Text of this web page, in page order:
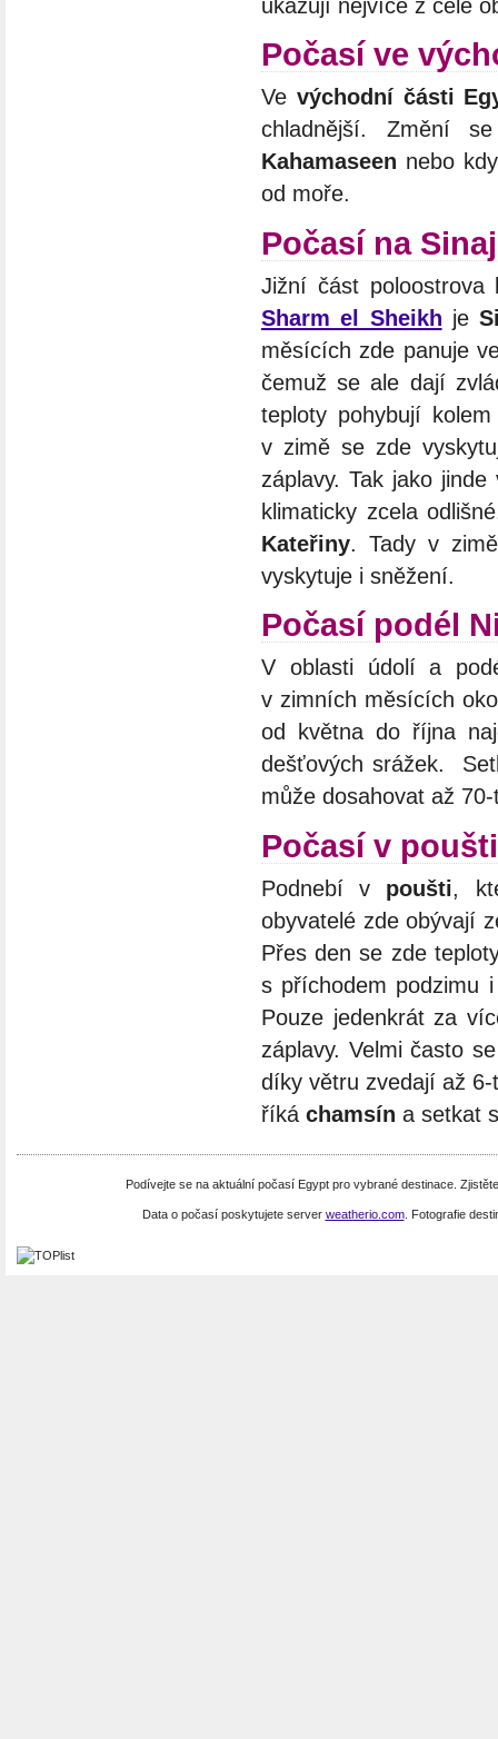
ukazují nejvíce z celé
Počasí ve
Ve východní části
chladnější. Změní
Kahamaseen nebo
od moře.
Počasí na
Jižní část poloostrova
Sharm el Sheikh je
měsících zde panuje
čemuž se ale dají
teploty pohybují
v zimě se zde
záplavy. Tak jako
klimaticky zcela
Kateřiny. Tady v
vyskytuje i sněžení.
Počasí podél
V oblasti údolí a
v zimních měsících
od května do října
dešťových srážek.
může dosahovat až
Počasí v poušti
Podnebí v poušti,
obyvatelé zde obývají
Přes den se zde
s příchodem podzimu
Pouze jedenkrát za
záplavy. Velmi často
díky větru zvedají až
říká chamsín a setkat
Podívejte se na aktuální počasí Egypt pro vybrané destinace.
Data o počasí poskytujete server weatherio.com. Fotografie